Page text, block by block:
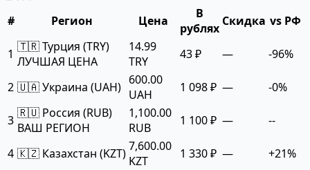
#
Регион Цена
В
рублях Скидка vs РФ
1 🇹🇷 Турция (TRY)
ЛУЧШАЯ ЦЕНА
14.99
TRY
43 ₽ — -96%
2 🇺🇦 Украина (UAH) 600.00
UAH
1 098 ₽ — -0%
3 🇷🇺 Россия (RUB)
ВАШ РЕГИОН
1,100.00
RUB
1 100 ₽ — --
4 🇰🇿 Казахстан (KZT)7,600.00
KZT
1 330 ₽ — +21%